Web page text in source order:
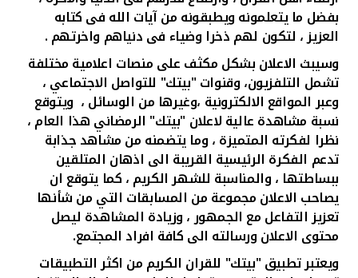
بفضل ما يتعلمونه ويطبقونه من آيات الله فى كتابه
العزيز ، لتكون لهم ذخرا وضياء فى دنياهم واخرتهم .
وسيبث الاعلان بشكل مكثف على منصات اعلامية مختلفة
تشمل التلفزيون، وقنوات "بيتك" للتواصل الاجتماعي ،
وعبر المواقع الالكترونية ،وغيرها من الوسائل ، ويتوقع
نسبة مشاهدة عالية لاعلان "بيتك" الرمضاني هذا العام ،
نظرا لفكرته المتميزة ، وما يتضمنه من مشاهد جذابة
تدعم الفكرة الرئيسية القريبة الى اذهان المتلقين
ببساطتها ، والمناسبة للشهر الكريم ، كما يتوقع ان
يصاحب الاعلان مجموعة من المسابقات التي من شأنها
تعزيز التفاعل مع الجمهور ، وزيادة المشاهدة ليصل
محتوى الاعلان ورسالته الى كافة افراد المجتمع.
ويعتبر تطبيق "بيتك" للقران الكريم من اكثر التطبيقات